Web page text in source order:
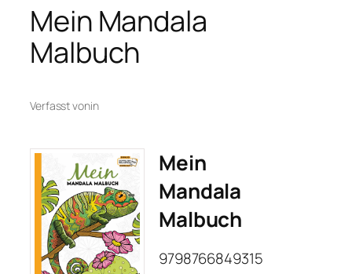
Mein Mandala
Malbuch
Verfasst vonin
Mein
Mandala
Malbuch
9798766849315